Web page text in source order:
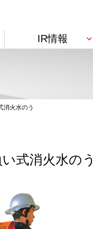
ールレザー
IR情報
へ
・価値創造モデル
PDFダウンロード
消火水のう
式消火水のう